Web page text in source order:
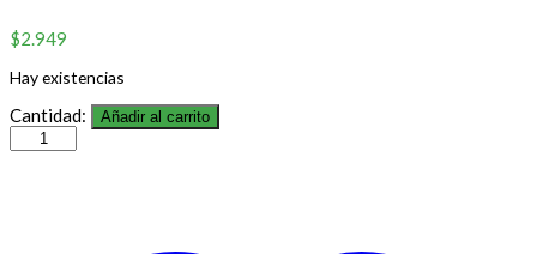
$2.949
Hay existencias
Cantidad: Añadir al carrito